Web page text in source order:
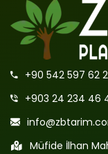
+90 542 597 62
+903 24 234 46
Müfide İlhan